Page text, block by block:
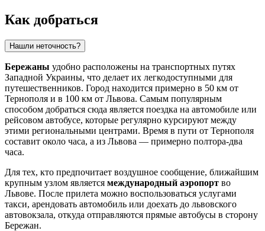
Как добраться
Нашли неточность?
Бережаны удобно расположены на транспортных путях
Западной Украины, что делает их легкодоступными для
путешественников. Город находится примерно в 50 км от
Тернополя и в 100 км от Львова. Самым популярным
способом добраться сюда является поездка на автомобиле или
рейсовом автобусе, которые регулярно курсируют между
этими региональными центрами. Время в пути от Тернополя
составит около часа, а из Львова — примерно полтора-два
часа.
Для тех, кто предпочитает воздушное сообщение, ближайшим
крупным узлом является международный аэропорт во
Львове. После прилета можно воспользоваться услугами
такси, арендовать автомобиль или доехать до львовского
автовокзала, откуда отправляются прямые автобусы в сторону
Бережан.